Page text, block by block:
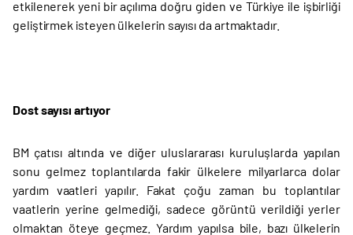
etkilenerek yeni bir açılıma doğru giden ve Türkiye ile işbirliği
geliştirmek isteyen ülkelerin sayısı da artmaktadır.
Dost sayısı artıyor
BM çatısı altında ve diğer uluslararası kuruluşlarda yapılan
sonu gelmez toplantılarda fakir ülkelere milyarlarca dolar
yardım vaatleri yapılır. Fakat çoğu zaman bu toplantılar
vaatlerin yerine gelmediği, sadece görüntü verildiği yerler
olmaktan öteye geçmez. Yardım yapılsa bile, bazı ülkelerin